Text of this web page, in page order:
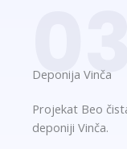
03.
Deponija Vinča
Projekat Beo
deponiji Vinča.